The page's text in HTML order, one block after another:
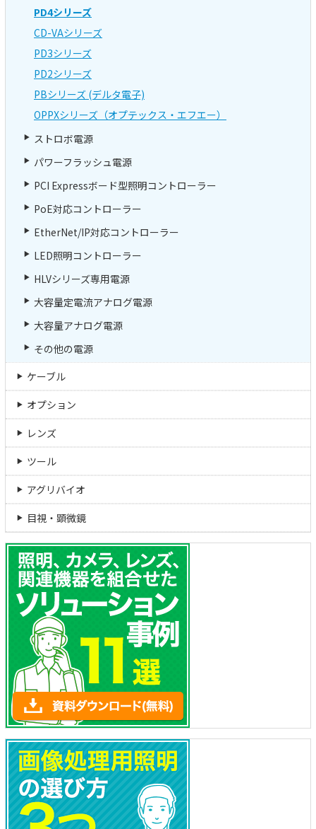
PD4シリーズ
CD-VAシリーズ
PD3シリーズ
PD2シリーズ
PBシリーズ (デルタ電子)
OPPXシリーズ（オプテックス・エフエー）
ストロボ電源
パワーフラッシュ電源
PCI Expressボード型照明コントローラー
PoE対応コントローラー
EtherNet/IP対応コントローラー
LED照明コントローラー
HLVシリーズ専用電源
大容量定電流アナログ電源
大容量アナログ電源
その他の電源
ケーブル
オプション
レンズ
ツール
アグリバイオ
目視・顕微鏡